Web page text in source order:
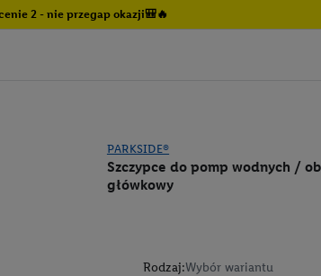
2 - nie przegap okazji🎒🔥
PARKSIDE®
Szczypce do pomp wodnych /
główkowy
Rodzaj:Wybór wariantu